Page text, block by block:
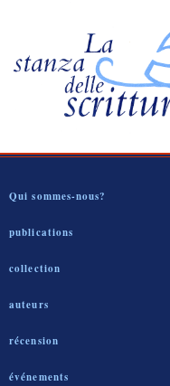
Qui sommes-nous?
publications
collection
auteurs
récension
événements